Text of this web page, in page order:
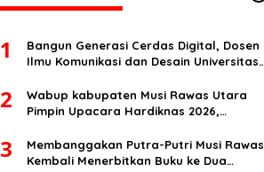
1
Bangun Generasi Cerdas Digital, Dosen
Ilmu Komunikasi dan Desain Universitas
Disinformasi AI dan Hate Speech di SMK
Ikhlas Jawilan
2
Wabup kabupaten Musi Rawas Utara
Pimpin Upacara Hardiknas 2026,
berakhlak
3
Membanggakan Putra-Putri Musi Rawas
Kembali Menerbitkan Buku ke Dua